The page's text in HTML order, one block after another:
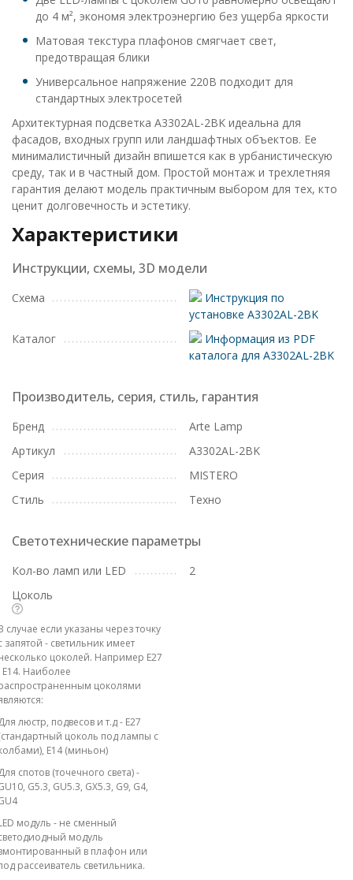
до 4 м², экономя электроэнергию без ущерба яркости
Матовая текстура плафонов смягчает свет,
предотвращая блики
Универсальное напряжение 220В подходит для
стандартных электросетей
Архитектурная подсветка A3302AL-2BK идеальна для
фасадов, входных групп или ландшафтных объектов. Ее
минималистичный дизайн впишется как в урбанистическую
среду, так и в частный дом. Простой монтаж и трехлетняя
гарантия делают модель практичным выбором для тех, кто
ценит долговечность и эстетику.
Характеристики
Инструкции, схемы, 3D модели
Схема
Инструкция по
установке A3302AL-2BK
Каталог
Информация из PDF
каталога для A3302AL-2BK
Производитель, серия, стиль, гарантия
Бренд
Arte Lamp
Артикул
A3302AL-2BK
Серия
MISTERO
Стиль
Техно
Светотехнические параметры
Кол-во ламп или LED
2
Цоколь
случае если указаны через точку
запятой - светильник имеет
цоколей. Например E27
E14. Наиболее
цоколями
люстр, подвесов и т.д - E27
цоколь под лампы с
E14 (миньон)
спотов (точечного света) -
G5.3, GU5.3, GX5.3, G9, G4,
модуль - не сменный
модуль
в плафон или
рассеиватель светильника.